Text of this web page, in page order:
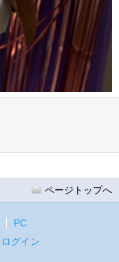
ページトップへ
PC
ログイン